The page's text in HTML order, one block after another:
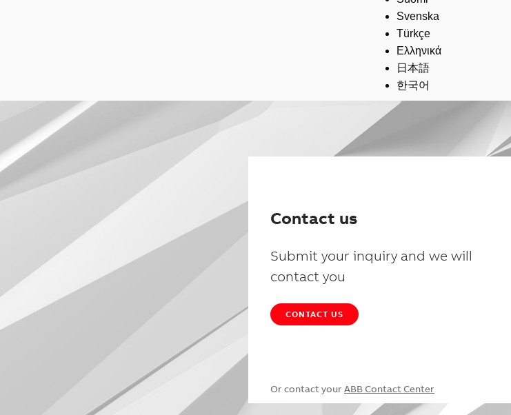
Svenska
Türkçe
Ελληνικά
日本語
한국어
Contact us
Submit your inquiry and we will
contact you
CONTACT US
Or contact your ABB Contact Center